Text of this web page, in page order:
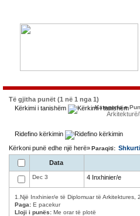
Të gjitha punët (1 në 1 nga 1)
Kërkimi i tanishëm
Kategoria e
Ridefino kërkimin
Kërkoni punë edhe një herë»Paraqiti:
Data
Dec 3 4 Inxhinier/e
1.Një Inxhinier/e të Diplomuar të Arkitektures,
Paga: E pacekur
Lloji i punës: Me orar të plotë